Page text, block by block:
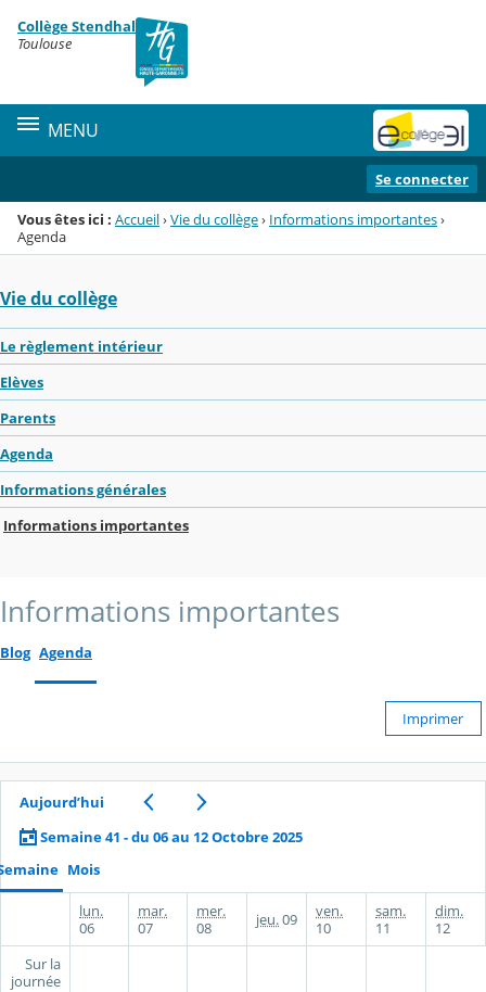
Menu de la rubrique
Contenu
Collège Stendhal
Toulouse
MENU
Se connecter
Vous êtes ici : Accueil›Vie du collège› Informations importantes›
Agenda
Vie du collège
Le règlement intérieur
Elèves
Parents
Agenda
Informations générales
Informations importantes
Informations importantes
Blog Agenda
Imprimer
Aujourd’hui
Semaine 41 - du 06 au 12 Octobre 2025
Mois
lun.
06
mar.
07
mer.
08
jeu.09
ven.
10
sam.
11
dim.
12
Sur la
journée